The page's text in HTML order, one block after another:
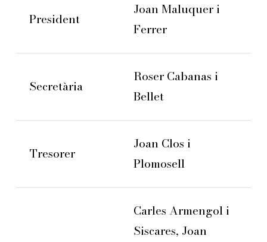
President
Joan Maluquer i
Ferrer
Secretària
Roser Cabanas i
Bellet
Tresorer
Joan Clos i
Plomosell
Carles Armengol i
Siscares, Joan